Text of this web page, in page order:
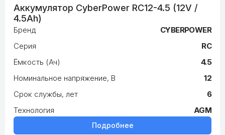
Аккумулятор CyberPower RC12-4.5 (12V /
4.5Ah)
Бренд
CYBERPOWER
Серия
RC
Ёмкость (Ач)
4.5
Номинальное напряжение, В
12
Срок службы, лет
6
Технология
AGM
Подробнее